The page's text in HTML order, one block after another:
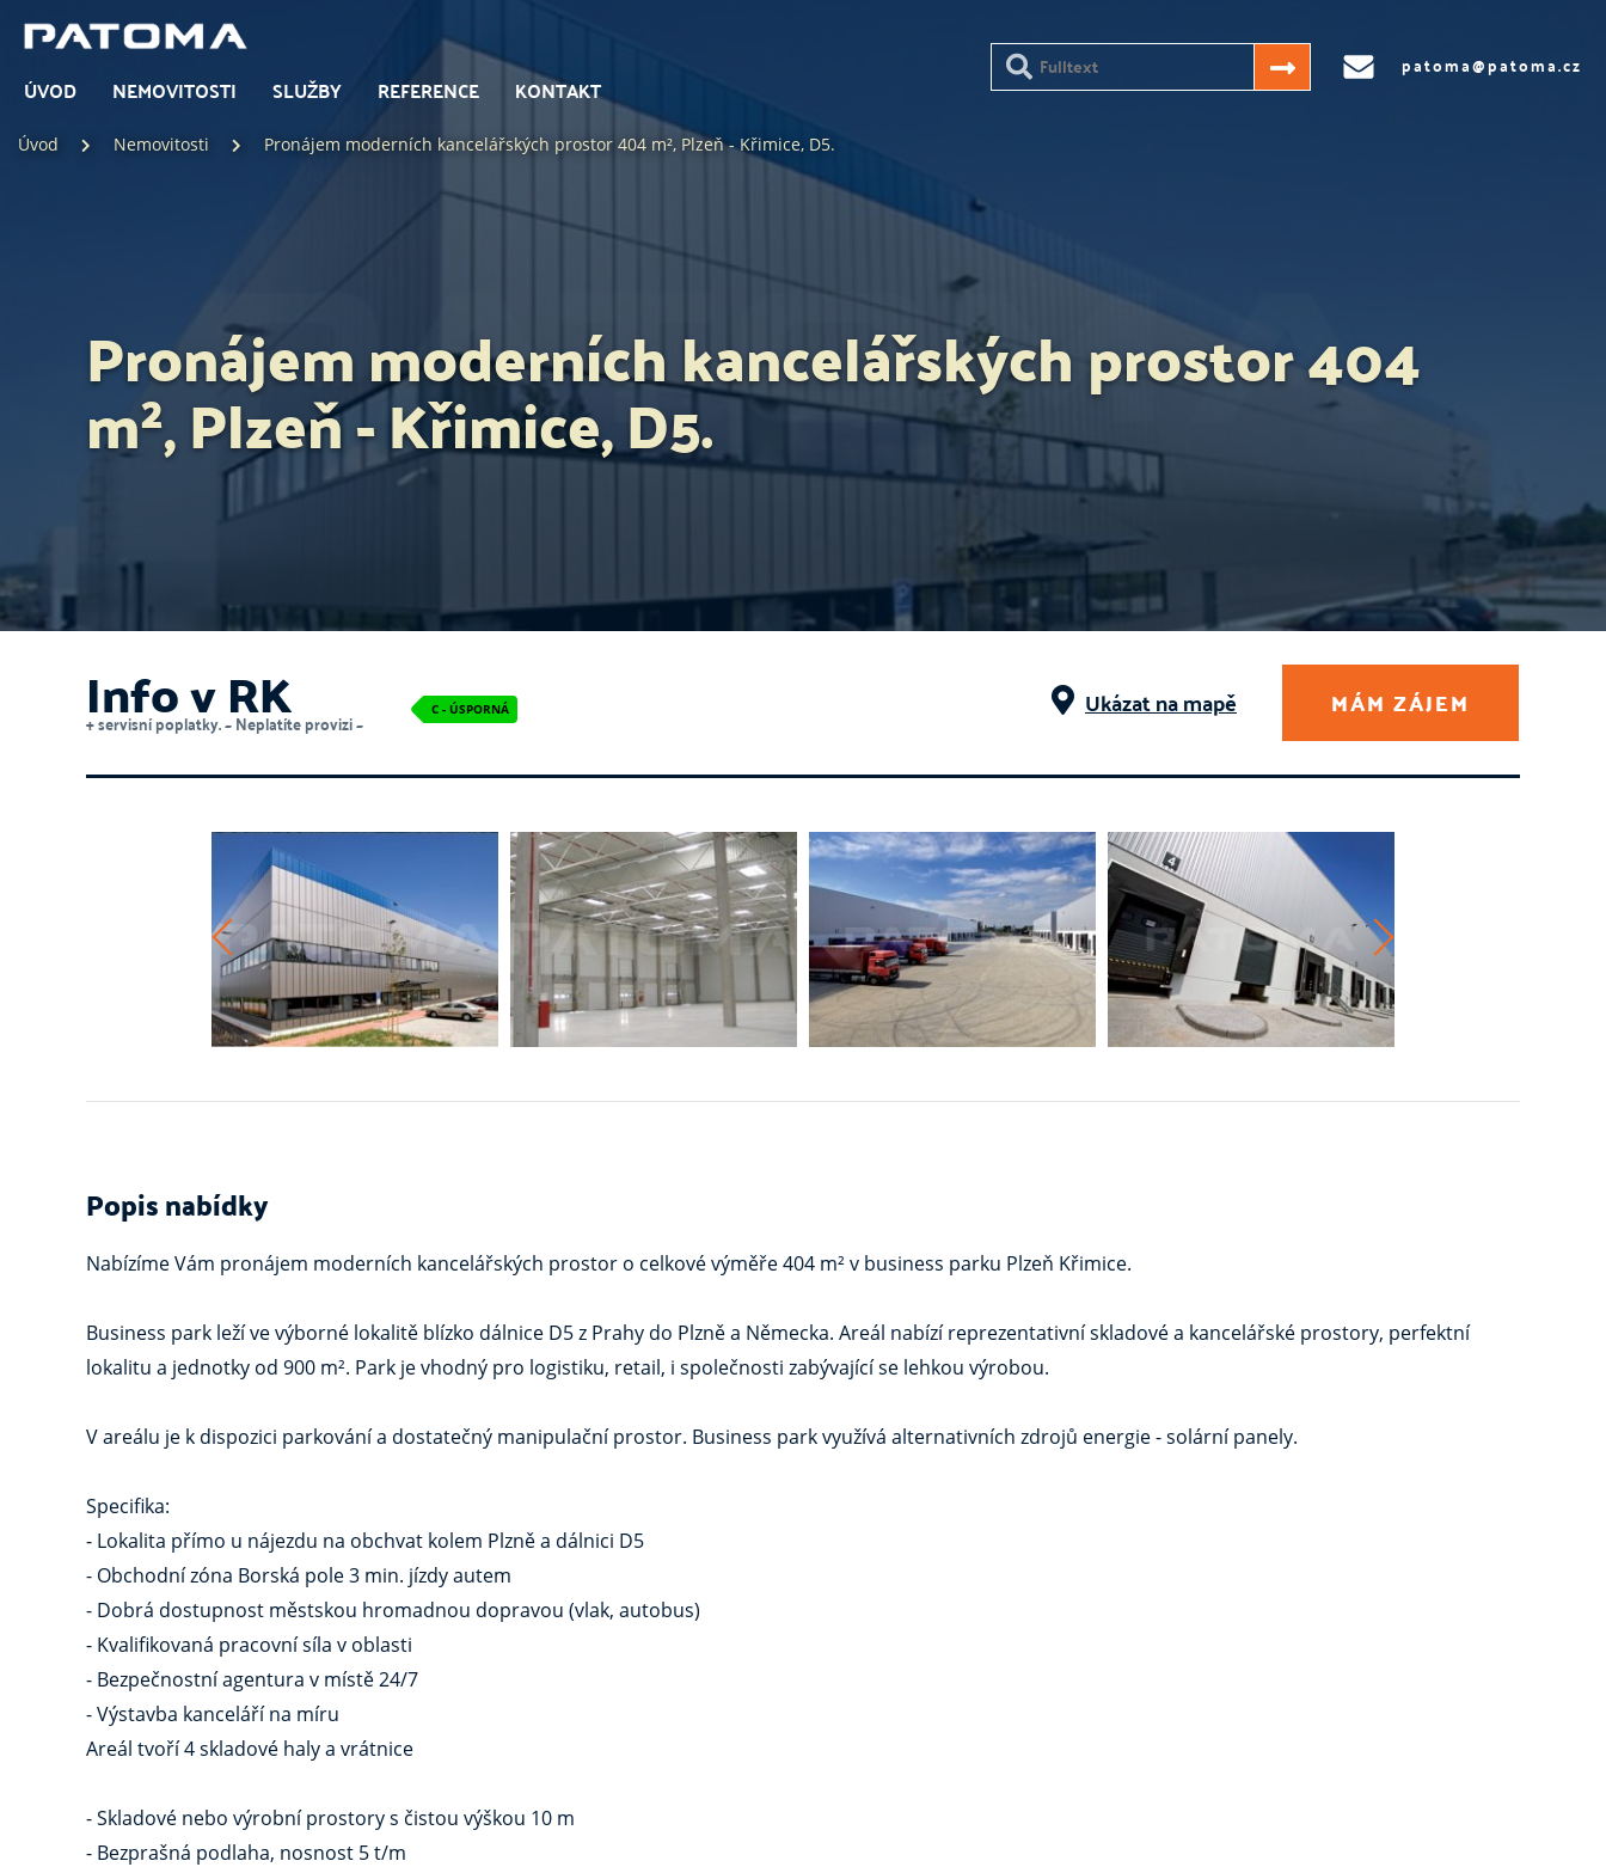
ÚVOD NEMOVITOSTI SLUŽBY REFERENCE KONTAKT
patoma@patoma.cz
Úvod Nemovitosti Pronájem moderních kancelářských prostor 404 m², Plzeň - Křimice, D5.
Pronájem moderních kancelářských prostor 404
m², Plzeň - Křimice, D5.
Info v RK
+ servisní poplatky. ~ Neplatíte provizi ~
C - ÚSPORNÁ Ukázat na mapě MÁM ZÁJEM
Popis nabídky
Nabízíme Vám pronájem moderních kancelářských prostor o celkové výměře 404 m² v business parku Plzeň Křimice.
Business park leží ve výborné lokalitě blízko dálnice D5 z Prahy do Plzně a Německa. Areál nabízí reprezentativní skladové a kancelářské prostory, perfektní
lokalitu a jednotky od 900 m². Park je vhodný pro logistiku, retail, i společnosti zabývající se lehkou výrobou.
V areálu je k dispozici parkování a dostatečný manipulační prostor. Business park využívá alternativních zdrojů energie - solární panely.
Specifika:
- Lokalita přímo u nájezdu na obchvat kolem Plzně a dálnici D5
- Obchodní zóna Borská pole 3 min. jízdy autem
- Dobrá dostupnost městskou hromadnou dopravou (vlak, autobus)
- Kvalifikovaná pracovní síla v oblasti
- Bezpečnostní agentura v místě 24/7
- Výstavba kanceláří na míru
Areál tvoří 4 skladové haly a vrátnice
- Skladové nebo výrobní prostory s čistou výškou 10 m
- Bezprašná podlaha, nosnost 5 t/m